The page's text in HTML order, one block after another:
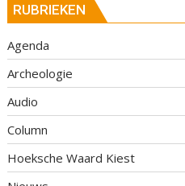
RUBRIEKEN
Agenda
Archeologie
Audio
Column
Hoeksche Waard Kiest